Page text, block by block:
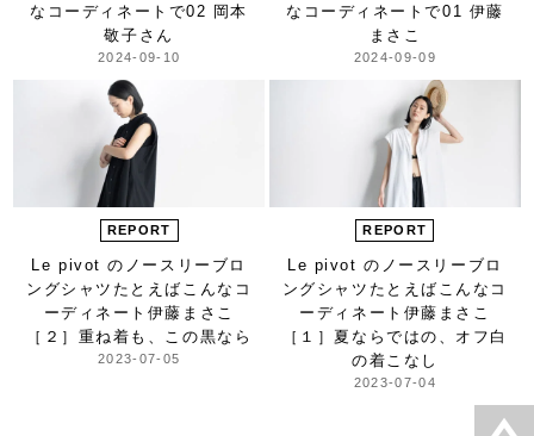
なコーディネートで02 岡本
敬子さん
2024-09-10
なコーディネートで01 伊藤
まさこ
2024-09-09
REPORT
Le pivot のノースリーブロ
ングシャツ たとえばこんなコ
ーディネート 伊藤まさこ
［２］重ね着も、この黒なら
2023-07-05
REPORT
Le pivot のノースリーブロ
ングシャツ たとえばこんなコ
ーディネート 伊藤まさこ
［１］夏ならではの、 オフ白
の着こなし
2023-07-04